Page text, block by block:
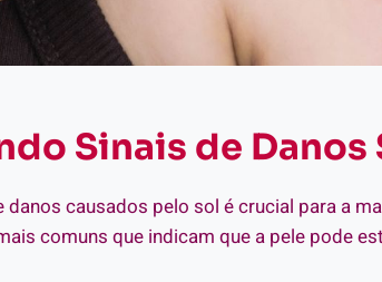
Sinais de Danos
causados pelo sol é crucial para a
comuns que indicam que a pele pode